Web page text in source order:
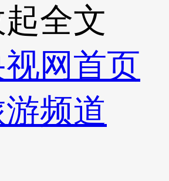
全文
网首页
频道